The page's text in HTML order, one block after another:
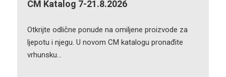
CM Katalog 7-21.8.2026
Otkrijte odlične ponude na omiljene proizvode za
ljepotu i njegu. U novom CM katalogu pronađite
vrhunsku…